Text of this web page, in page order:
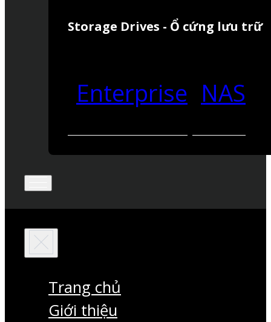
Storage Drives - Ổ cứng lưu trữ
Enterprise NAS
Trang chủ
Giới thiệu